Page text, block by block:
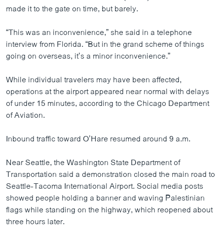
made it to the gate on time, but barely.
“This was an inconvenience,” she said in a telephone
interview from Florida. “But in the grand scheme of things
going on overseas, it’s a minor inconvenience.”
While individual travelers may have been affected,
operations at the airport appeared near normal with delays
of under 15 minutes, according to the Chicago Department
of Aviation.
Inbound traffic toward O’Hare resumed around 9 a.m.
Near Seattle, the Washington State Department of
Transportation said a demonstration closed the main road to
Seattle-Tacoma International Airport. Social media posts
showed people holding a banner and waving Palestinian
flags while standing on the highway, which reopened about
three hours later.